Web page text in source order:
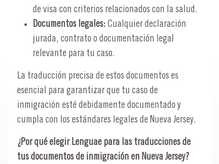
de visa con criterios relacionados con la salud.
Documentos legales: Cualquier declaración
jurada, contrato o documentación legal
relevante para tu caso.
La traducción precisa de estos documentos es
esencial para garantizar que tu caso de
inmigración esté debidamente documentado y
cumpla con los estándares legales de Nueva Jersey.
¿Por qué elegir Lenguae para las traducciones de
tus documentos de inmigración en Nueva Jersey?